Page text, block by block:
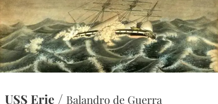
USS Erie / Balandro de Guerra